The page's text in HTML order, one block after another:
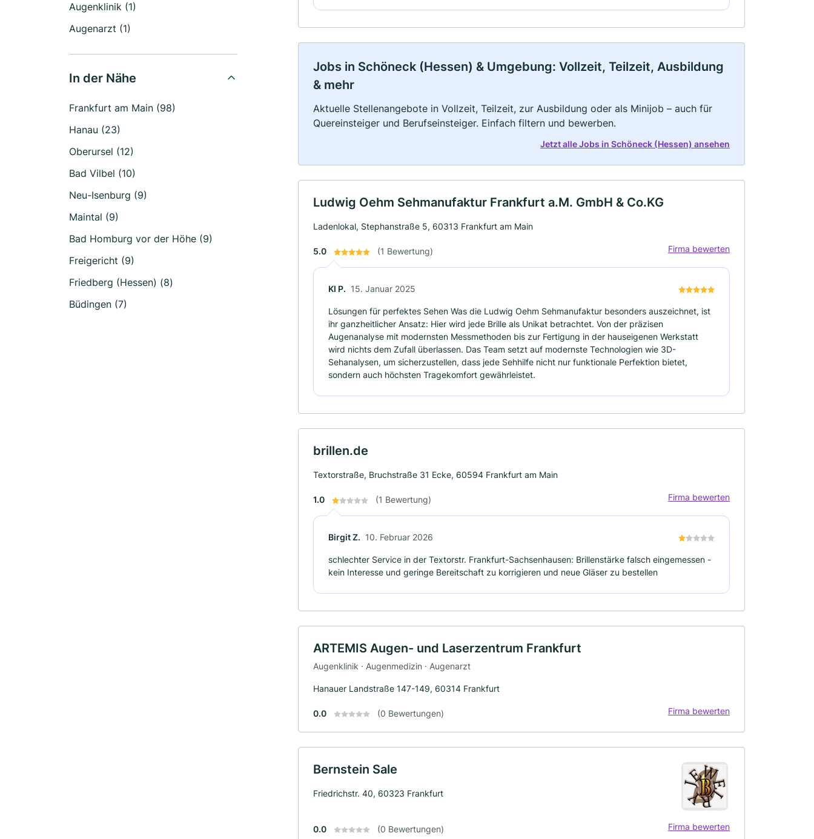
Augenklinik (1)
Augenarzt (1)
In der Nähe
Frankfurt am Main (98)
Hanau (23)
Oberursel (12)
Bad Vilbel (10)
Neu-Isenburg (9)
Maintal (9)
Bad Homburg vor der Höhe (9)
Freigericht (9)
Friedberg (Hessen) (8)
Büdingen (7)
Jobs in Schöneck (Hessen) & Umgebung: Vollzeit, Teilzeit, Ausbildung
& mehr
Aktuelle Stellenangebote in Vollzeit, Teilzeit, zur Ausbildung oder als Minijob – auch für
Quereinsteiger und Berufseinsteiger. Einfach filtern und bewerben.
Jetzt alle Jobs in Schöneck (Hessen) ansehen
Ludwig Oehm Sehmanufaktur Frankfurt a.M. GmbH & Co.KG
Ladenlokal, Stephanstraße 5, 60313 Frankfurt am Main
5.0 (1 Bewertung) Firma bewerten
KI P. 15. Januar 2025
Lösungen für perfektes Sehen Was die Ludwig Oehm Sehmanufaktur besonders auszeichnet, ist
ihr ganzheitlicher Ansatz: Hier wird jede Brille als Unikat betrachtet. Von der präzisen
Augenanalyse mit modernsten Messmethoden bis zur Fertigung in der hauseigenen Werkstatt
wird nichts dem Zufall überlassen. Das Team setzt auf modernste Technologien wie 3D-
Sehanalysen, um sicherzustellen, dass jede Sehhilfe nicht nur funktionale Perfektion bietet,
sondern auch höchsten Tragekomfort gewährleistet.
brillen.de
Textorstraße, Bruchstraße 31 Ecke, 60594 Frankfurt am Main
1.0 (1 Bewertung) Firma bewerten
Birgit Z. 10. Februar 2026
schlechter Service in der Textorstr. Frankfurt-Sachsenhausen: Brillenstärke falsch eingemessen -
kein Interesse und geringe Bereitschaft zu korrigieren und neue Gläser zu bestellen
ARTEMIS Augen- und Laserzentrum Frankfurt
Augenklinik · Augenmedizin · Augenarzt
Hanauer Landstraße 147-149, 60314 Frankfurt
0.0 (0 Bewertungen) Firma bewerten
Bernstein Sale
Friedrichstr. 40, 60323 Frankfurt
0.0 (0 Bewertungen) Firma bewerten